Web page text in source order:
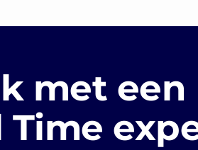
met een
Time